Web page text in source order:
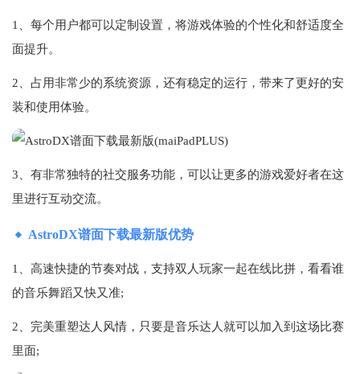
1、每个用户都可以定制设置，将游戏体验的个性化和舒适度全
面提升。
2、占用非常少的系统资源，还有稳定的运行，带来了更好的安
装和使用体验。
3、有非常独特的社交服务功能，可以让更多的游戏爱好者在这
里进行互动交流。
AstroDX谱面下载最新版优势
1、高速快捷的节奏对战，支持双人玩家一起在线比拼，看看谁
的音乐舞蹈又快又准;
2、完美重塑达人风情，只要是音乐达人就可以加入到这场比赛
里面;